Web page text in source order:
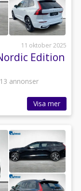
11 oktober 2025
Edition
13 annonser
Visa mer